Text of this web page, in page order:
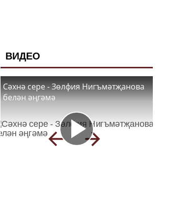
ВИДЕО
Сәхнә сере - Зөлфия Нигъмәтҗанова
белән әңгәмә